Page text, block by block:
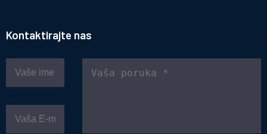
Kontaktirajte nas